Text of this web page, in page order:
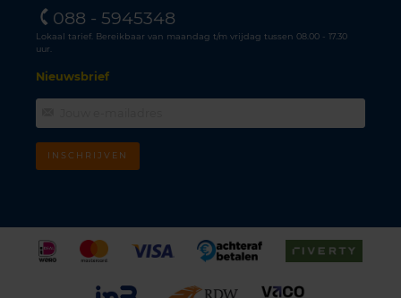
088 - 5945348
Lokaal tarief. Bereikbaar van maandag t/m vrijdag tussen 08.00 - 17.30
uur.
Nieuwsbrief
INSCHRIJVEN